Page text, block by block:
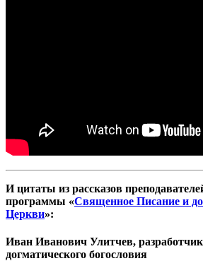
И цитаты из рассказов
программы «Священное Писание и
Церкви»:
Иван Иванович Улитчев,
догматического богословия